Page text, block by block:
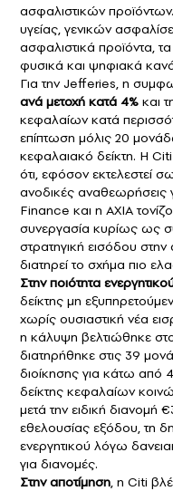
ασφαλιστικών
υγείας, γενικών
ασφαλιστικά προϊόντα,
φυσικά και ψηφιακά
Για την Jefferies, η
ανά μετοχή κατά 4% και
κεφαλαίων κατά
επίπτωση μόλις 20
κεφαλαιακό δείκτη. Η
ότι, εφόσον εκτελεστεί
ανοδικές αναθεωρήσεις
Finance και η AXIA
συνεργασία κυρίως ως
στρατηγική εισόδου
διατηρεί το σχήμα πιο
Στην ποιότητα
δείκτης μη
χωρίς ουσιαστική νέα
η κάλυψη βελτιώθηκε
διατηρήθηκε στις 39
διοίκησης για κάτω
δείκτης κεφαλαίων
μετά την ειδική διανομή
εθελουσίας εξόδου, τη
ενεργητικού λόγω
για διανομές.
Στην αποτίμηση, η Citi